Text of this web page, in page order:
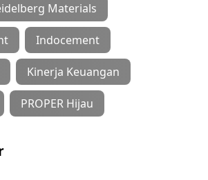
Materials
Indocement
Kinerja Keuangan
PROPER Hijau